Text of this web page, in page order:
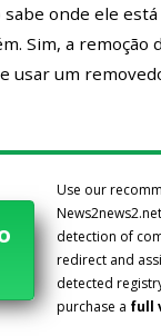
onde ele
Sim, a
usar um
Use our
detection of
redirect and
detected
purchase a full